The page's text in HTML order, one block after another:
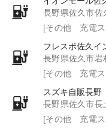
長野県佐久市佐
[その他 充電ス
フレスポ佐久イ
長野県佐久市岩
[その他 充電ス
スズキ自販長
長野県佐久市長
[その他 充電ス